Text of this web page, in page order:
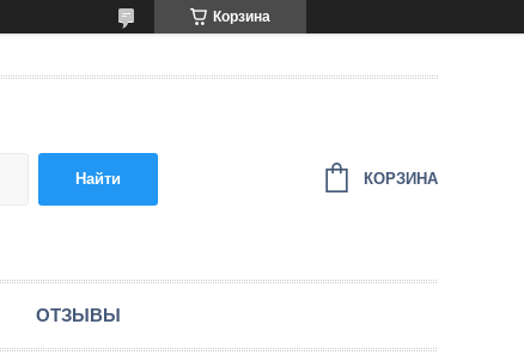
Корзина
Найти КОРЗИНА
ОТЗЫВЫ